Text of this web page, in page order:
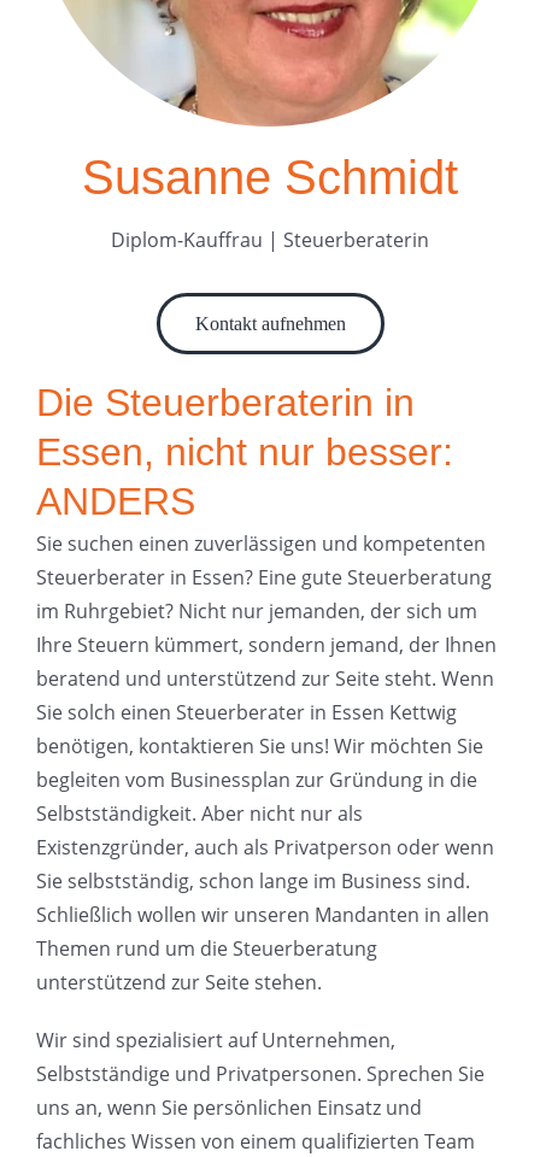
Susanne Schmidt
Diplom-Kauffrau | Steuerberaterin
Kontakt aufnehmen
Die Steuerberaterin in
Essen, nicht nur besser:
ANDERS
Sie suchen einen zuverlässigen und kompetenten
Steuerberater in Essen? Eine gute Steuerberatung
im Ruhrgebiet? Nicht nur jemanden, der sich um
Ihre Steuern kümmert, sondern jemand, der Ihnen
beratend und unterstützend zur Seite steht. Wenn
Sie solch einen Steuerberater in Essen Kettwig
benötigen, kontaktieren Sie uns! Wir möchten Sie
begleiten vom Businessplan zur Gründung in die
Selbstständigkeit. Aber nicht nur als
Existenzgründer, auch als Privatperson oder wenn
Sie selbstständig, schon lange im Business sind.
Schließlich wollen wir unseren Mandanten in allen
Themen rund um die Steuerberatung
unterstützend zur Seite stehen.
Wir sind spezialisiert auf Unternehmen,
Selbstständige und Privatpersonen. Sprechen Sie
uns an, wenn Sie persönlichen Einsatz und
fachliches Wissen von einem qualifizierten Team